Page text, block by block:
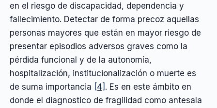
en el riesgo de discapacidad, dependencia y
fallecimiento. Detectar de forma precoz aquellas
personas mayores que están en mayor riesgo de
presentar episodios adversos graves como la
pérdida funcional y de la autonomía,
hospitalización, institucionalización o muerte es
de suma importancia [4] . Es en este ámbito en
donde el diagnostico de fragilidad como antesala